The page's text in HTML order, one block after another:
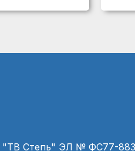
"ТВ Степь" ЭЛ № ФС77-